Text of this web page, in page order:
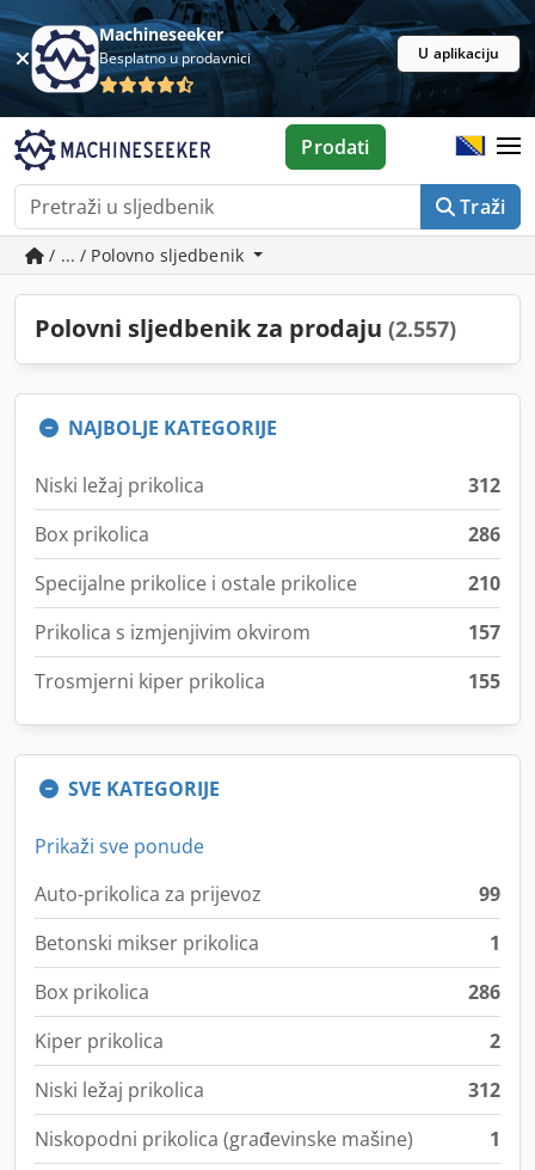
Machineseeker
Besplatno u prodavnici U aplikaciju
Traži
Prodati
/ ... / Polovno sljedbenik
Polovni sljedbenik za prodaju (2.557)
NAJBOLJE KATEGORIJE
Niski ležaj prikolica
312
Box prikolica
286
Specijalne prikolice i ostale prikolice
210
Prikolica s izmjenjivim okvirom
157
Trosmjerni kiper prikolica
155
SVE KATEGORIJE
Prikaži sve ponude
Auto-prikolica za prijevoz
99
Betonski mikser prikolica
1
Box prikolica
286
Kiper prikolica
2
Niski ležaj prikolica
312
Niskopodni prikolica (građevinske mašine)
1